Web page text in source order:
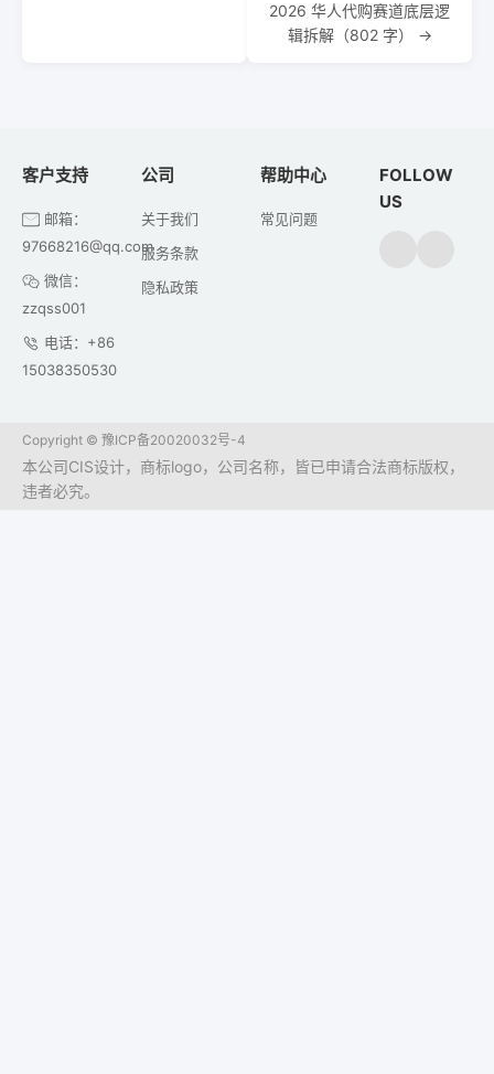
2026 华人代购赛道底层逻
辑拆解（802 字） →
客户支持
邮箱：
97668216@qq.com
微信：
zzqss001
电话：+86
15038350530
公司
关于我们
服务条款
隐私政策
帮助中心
常见问题
FOLLOW
US
Copyright © 豫ICP备20020032号-4
本公司CIS设计，商标logo，公司名称，皆已申请合法商标版权，
违者必究。